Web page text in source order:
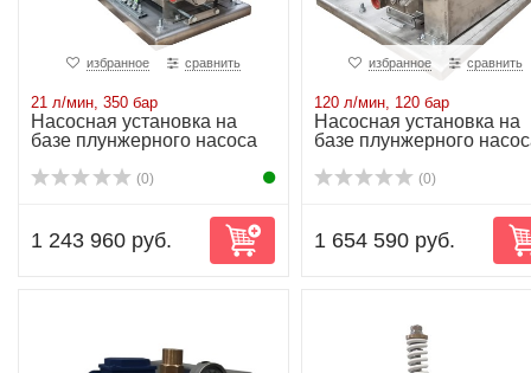
избранное сравнить
21 л/мин, 350 бар
Насосная установка на
базе плунжерного насоса
(0)
1 243 960 руб.
избранное сравнить
120 л/мин, 120 бар
Насосная установка на
базе плунжерного
(0)
1 654 590 руб.